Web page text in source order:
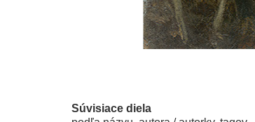
Súvisiace diela